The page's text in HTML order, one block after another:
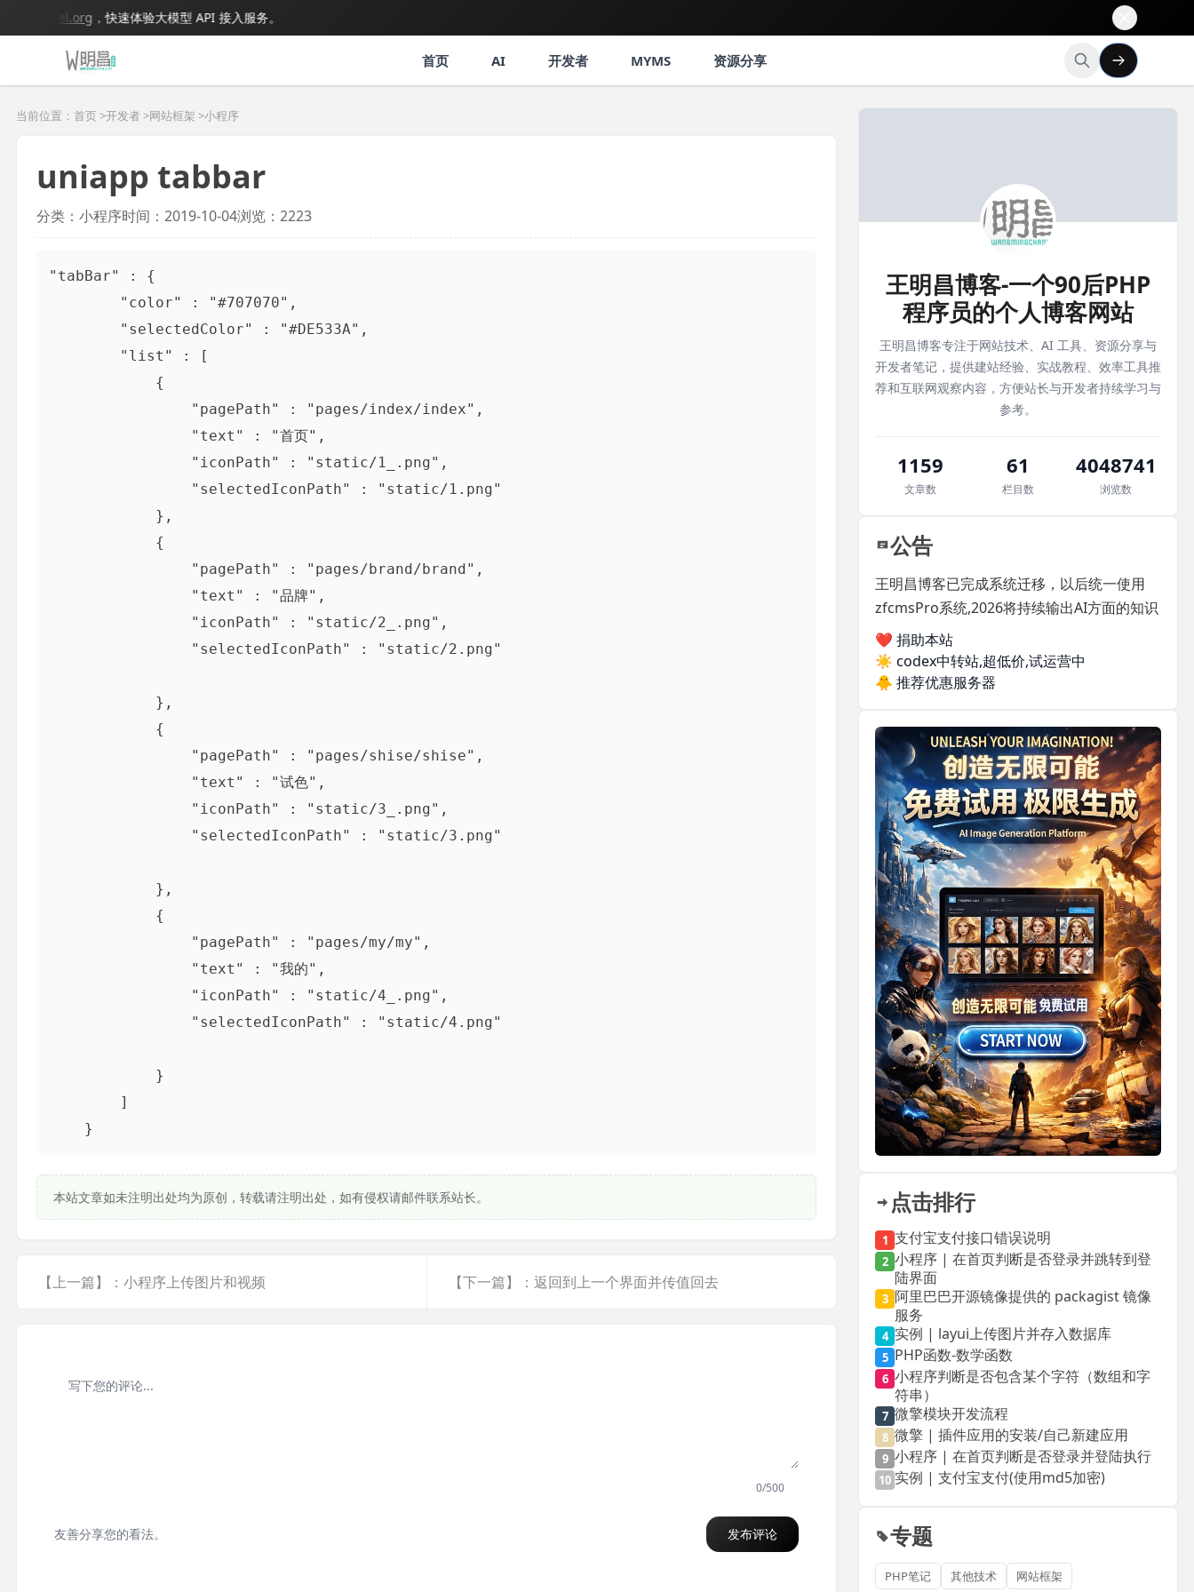
，快速体验大模型 API 接入服务。
首页 AI 开发者 MYMS 资源分享
当前位置：首页 >开发者 >网站框架 >小程序
uniapp tabbar
分类：小程序时间：2019-10-04浏览：2223
"tabBar" : {
本站文章如未注明出处均为原创，转载请注明出处，如有侵权请邮件联系站长。
【上一篇】：小程序上传图片和视频 【下一篇】：返回到上一个界面并传值回去
0/500
友善分享您的看法。 发布评论
王明昌博客-一个90后PHP
程序员的个人博客网站
王明昌博客专注于网站技术、AI 工具、资源分享与
开发者笔记，提供建站经验、实战教程、效率工具推
荐和互联网观察内容，方便站长与开发者持续学习与
参考。
1159
文章数
61
栏目数
4048741
浏览数
公告
王明昌博客已完成系统迁移，以后统一使用
zfcmsPro系统,2026将持续输出AI方面的知识
❤️ 捐助本站
☀️ codex中转站,超低价,试运营中
🐥 推荐优惠服务器
点击排行
1 支付宝支付接口错误说明
2 小程序 | 在首页判断是否登录并跳转到登
陆界面
3 阿里巴巴开源镜像提供的 packagist 镜像
服务
4 实例 | layui上传图片并存入数据库
5 PHP函数-数学函数
6 小程序判断是否包含某个字符（数组和字
符串）
7 微擎模块开发流程
8 微擎 | 插件应用的安装/自己新建应用
9 小程序 | 在首页判断是否登录并登陆执行
10 实例 | 支付宝支付(使用md5加密)
专题
PHP笔记 其他技术 网站框架